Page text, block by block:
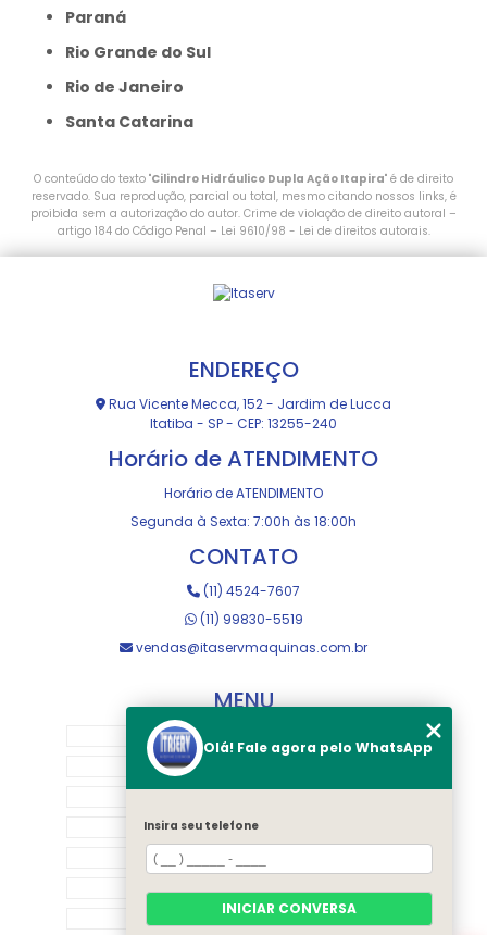
Paraná
Rio Grande do Sul
Rio de Janeiro
Santa Catarina
O conteúdo do texto "Cilindro Hidráulico Dupla Ação Itapira" é de direito
reservado. Sua reprodução, parcial ou total, mesmo citando nossos links, é
proibida sem a autorização do autor. Crime de violação de direito autoral –
artigo 184 do Código Penal – Lei 9610/98 - Lei de direitos autorais.
ENDEREÇO
Rua Vicente Mecca, 152 - Jardim de Lucca
Itatiba - SP - CEP: 13255-240
Horário de ATENDIMENTO
Horário de ATENDIMENTO
Segunda à Sexta: 7:00h às 18:00h
CONTATO
(11) 4524-7607
(11) 99830-5519
vendas@itaservmaquinas.com.br
MENU
MANUTENÇÃO E USINAGEM
LOJA
EQUIPAMENTOS
RASTREAMENTO
CONTATO
Olá! Fale agora pelo WhatsApp
Insira seu telefone
INICIAR CONVERSA